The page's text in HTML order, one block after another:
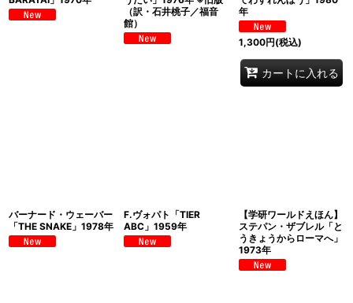
（訳・石井桃子／福音
館）
年
1,300円(税込)
カートに入れる
バーナード・ウェーバー
「THE SNAKE」1978年
F.ヴォパト「TIER
ABC」1959年
【学研ワールドえほん】
ステパン・ザブレル「と
うきょうからローマへ」
1973年